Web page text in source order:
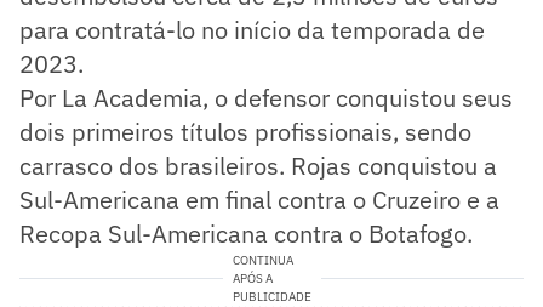
para contratá-lo no início da temporada de
2023.
Por La Academia, o defensor conquistou seus
dois primeiros títulos profissionais, sendo
carrasco dos brasileiros. Rojas conquistou a
Sul-Americana em final contra o Cruzeiro e a
Recopa Sul-Americana contra o Botafogo.
CONTINUA
APÓS A
PUBLICIDADE